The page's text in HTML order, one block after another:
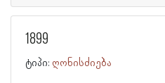
1899
ტიპი: ღონისძიება